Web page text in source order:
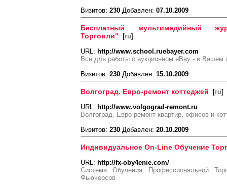
Визитов: 230 Добавлен: 07.10.2009
Бесплатный мультимедийный
Торговли" [ru]
URL: http://www.school.ruebayer.com
Все для работы с аукционном eВay - в Вашем
Визитов: 230 Добавлен: 15.10.2009
Волгоград. Евро-ремонт коттеджей [ru]
URL: http://www.volgograd-remont.ru
Волгоград. Евро ремонт квартир, офисов и
Визитов: 230 Добавлен: 20.10.2009
Индивидуальное On-Line Обучение
URL: http://fx-oby4enie.com/
Система Обучения Профессиональной
Фьючерсов